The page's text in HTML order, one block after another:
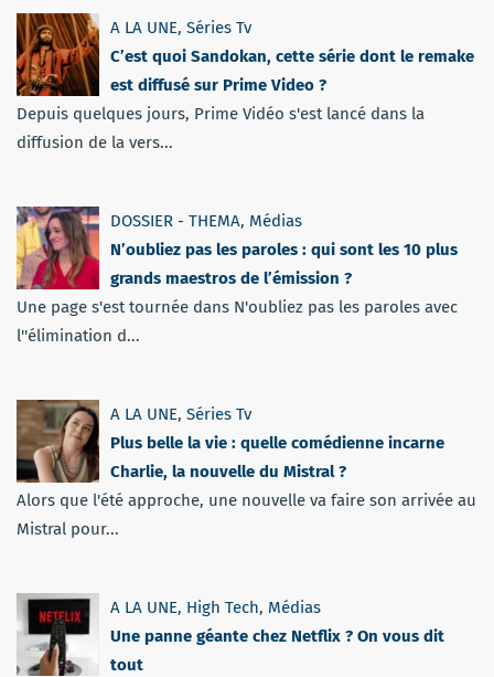
A LA UNE, Séries Tv
C’est quoi Sandokan, cette série dont le remake
est diffusé sur Prime Video ?
Depuis quelques jours, Prime Vidéo s'est lancé dans la
diffusion de la vers...
DOSSIER - THEMA, Médias
N’oubliez pas les paroles : qui sont les 10 plus
grands maestros de l’émission ?
Une page s'est tournée dans N'oubliez pas les paroles avec
l''élimination d...
A LA UNE, Séries Tv
Plus belle la vie : quelle comédienne incarne
Charlie, la nouvelle du Mistral ?
Alors que l'été approche, une nouvelle va faire son arrivée au
Mistral pour...
A LA UNE, High Tech, Médias
Une panne géante chez Netflix ? On vous dit
tout